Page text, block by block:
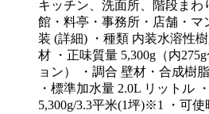
キッチン、洗面所、階段まわ
館・料亭・事務所・店舗・マ
装 (詳細) ・種類 内装水溶性
材 ・正味質量 5,300g（内
ョン） ・調合 壁材・合成樹
・標準加水量 2.0L リットル
5,300g/3.3平米(1坪)※1 ・可